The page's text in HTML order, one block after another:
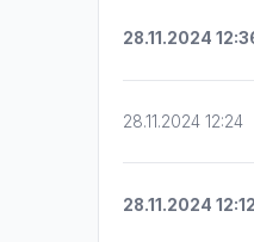
28.11.2024
28.11.2024 12:24
28.11.2024 12:12